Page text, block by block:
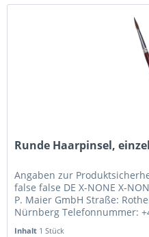
Runde Haarpinsel,
Angaben zur
false false DE X-NONE X-
P. Maier GmbH Straße:
Nürnberg Telefonnummer:
Inhalt 1 Stück